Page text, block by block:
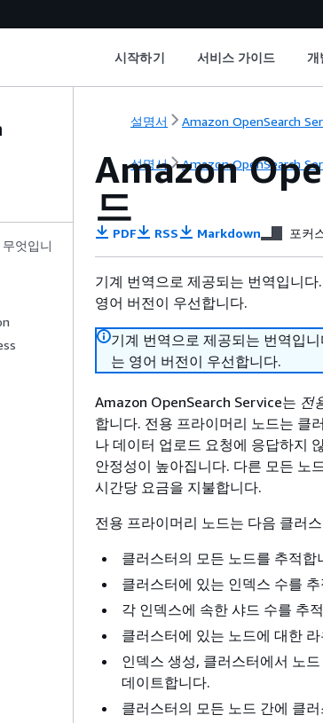
시작하기 서비스 가이드 개
엇입니
설명서 Amazon OpenSearch
설명서 Amazon OpenSearch
Amazon
드
PDF RSS Markdown 포커
기계 번역으로 제공되는 번역입니
영어 버전이 우선합니다.
기계 번역으로 제공되는 번역입
는 영어 버전이 우선합니다.
Amazon OpenSearch Service는 전
합니다. 전용 프라이머리 노드는 클
나 데이터 업로드 요청에 응답하지
안정성이 높아집니다. 다른 모든 노
시간당 요금을 지불합니다.
전용 프라이머리 노드는 다음 클러
클러스터의 모든 노드를 추적합
클러스터에 있는 인덱스 수를
각 인덱스에 속한 샤드 수를 추
클러스터에 있는 노드에 대한
인덱스 생성, 클러스터에서 노
데이트합니다.
클러스터의 모든 노드 간에 클